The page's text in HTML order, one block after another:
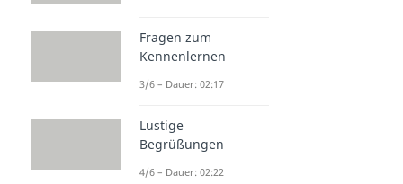
Fragen zum
Kennenlernen
3/6 – Dauer: 02:17
Lustige
Begrüßungen
4/6 – Dauer: 02:22